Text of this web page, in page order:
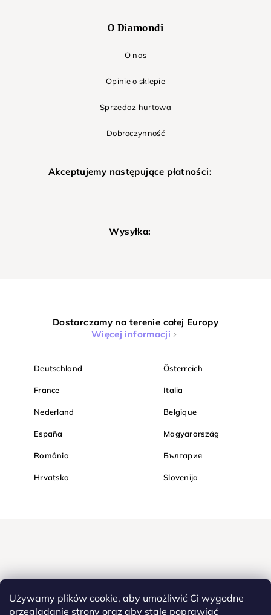
Używamy plików cookie, aby umożliwić Ci wygodne
przeglądanie strony oraz aby stale poprawiać
O Diamondi
O nas
Opinie o sklepie
Sprzedaż hurtowa
Dobroczynność
Akceptujemy następujące płatności:
Wysyłka:
Dostarczamy na terenie całej Europy
Więcej informacji
Deutschland Österreich
France Italia
Nederland Belgique
España Magyarország
România България
Hrvatska Slovenija